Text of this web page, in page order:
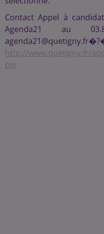
Contact Appel à
Agenda21 au
http://www.quetigny.fr/
bio